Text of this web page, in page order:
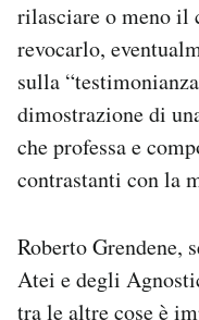
rilasciare o meno il
revocarlo,
sulla
dimostrazione di
che professa e
contrastanti con la
Roberto Grendene,
Atei e degli
tra le altre cose è